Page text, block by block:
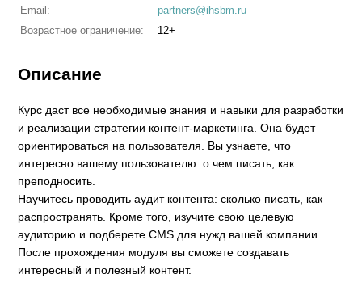
Email:
partners@ihsbm.ru
Возрастное ограничение:
12+
Описание
Курс даст все необходимые знания и навыки для разработки
и реализации стратегии контент-маркетинга. Она будет
ориентироваться на пользователя. Вы узнаете, что
интересно вашему пользователю: о чем писать, как
преподносить.
Научитеcь проводить аудит контента: сколько писать, как
распространять. Кроме того, изучите свою целевую
аудиторию и подберете CMS для нужд вашей компании.
После прохождения модуля вы сможете создавать
интересный и полезный контент.